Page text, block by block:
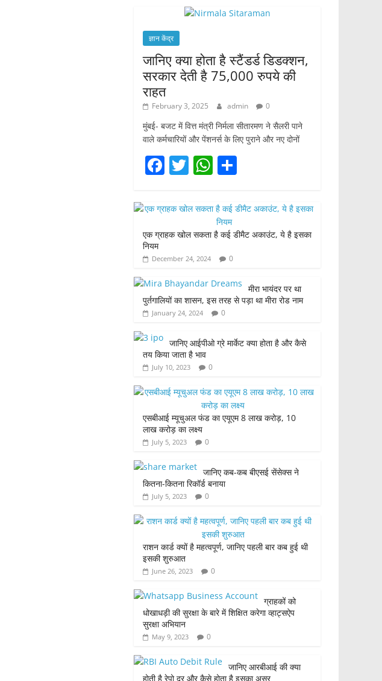
ज्ञान केंद्र
जानिए क्या होता है स्टैंडर्ड डिडक्शन,
सरकार देती है 75,000 रुपये की
राहत
February 3, 2025 admin 0
मुंबई- बजट में वित्त मंत्री निर्मला सीतारमण ने सैलरी पाने
वाले कर्मचारियों और पेंशनर्स के लिए पुराने और नए दोनों
F
c
b
o
o
k
T
itt
W
at
s
A
p
p
ar
e
एक ग्राहक खोल सकता है कई डीमैट अकाउंट, ये है इसका
नियम
December 24, 2024 0
मीरा भायंदर पर था
पुर्तगालियों का शासन, इस तरह से पड़ा था मीरा रोड नाम
January 24, 2024 0
जानिए आईपीओ ग्रे मार्केट क्या होता है और कैसे
तय किया जाता है भाव
July 10, 2023 0
एसबीआई म्यूचुअल फंड का एयूएम 8 लाख करोड़, 10
लाख करोड़ का लक्ष्य
July 5, 2023 0
जानिए कब-कब बीएसई सेंसेक्स ने
कितना-कितना रिकॉर्ड बनाया
July 5, 2023 0
राशन कार्ड क्यों है महत्वपूर्ण, जानिए पहली बार कब हुई थी
इसकी शुरुआत
June 26, 2023 0
ग्राहकों को
धोखाधड़ी की सुरक्षा के बारे में शिक्षित करेगा व्हाट्सऐप
सुरक्षा अभियान
May 9, 2023 0
जानिए आरबीआई की क्या
होती है रेपो दर और कैसे होता है इसका असर